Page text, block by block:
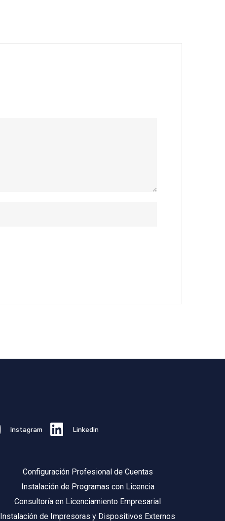
Instagram Linkedin
Configuración Profesional de Cuentas
Instalación de Programas con Licencia
Consultoría en Licenciamiento Empresarial
Instalación de Impresoras y Dispositivos Externos